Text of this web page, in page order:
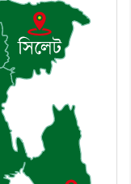
কমিটির মাসিক
মোশাররফ
এবং একটি